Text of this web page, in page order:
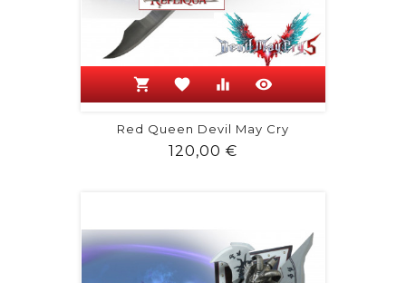
shopping_cart favorite equalizer visibility
Red Queen Devil May Cry
120,00 €